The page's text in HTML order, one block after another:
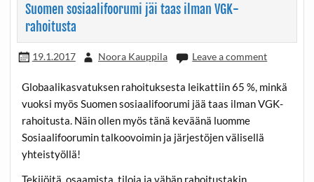
Suomen sosiaalifoorumi jäi taas ilman VGK-
rahoitusta
19.1.2017 Noora Kauppila Leave a comment
Globaalikasvatuksen rahoituksesta leikattiin 65 %, minkä
vuoksi myös Suomen sosiaalifoorumi jää taas ilman VGK-
rahoitusta. Näin ollen myös tänä keväänä luomme
Sosiaalifoorumin talkoovoimin ja järjestöjen välisellä
yhteistyöllä!
Tekijöitä, osaamista, tiloja ja vähän rahoitustakin